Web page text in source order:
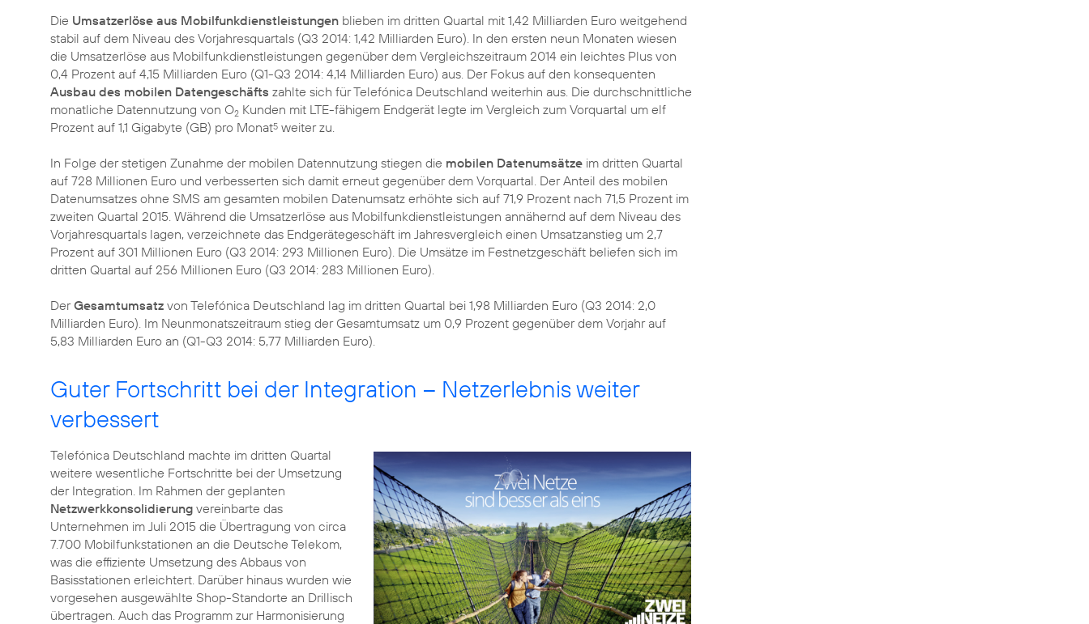
Die Umsatzerlöse aus Mobilfunkdienstleistungen blieben im dritten Quartal mit 1,42 Milliarden Euro weitgehend
stabil auf dem Niveau des Vorjahresquartals (Q3 2014: 1,42 Milliarden Euro). In den ersten neun Monaten wiesen
die Umsatzerlöse aus Mobilfunkdienstleistungen gegenüber dem Vergleichszeitraum 2014 ein leichtes Plus von
0,4 Prozent auf 4,15 Milliarden Euro (Q1-Q3 2014: 4,14 Milliarden Euro) aus. Der Fokus auf den konsequenten
Ausbau des mobilen Datengeschäfts zahlte sich für Telefónica Deutschland weiterhin aus. Die durchschnittliche
monatliche Datennutzung von O2 Kunden mit LTE-fähigem Endgerät legte im Vergleich zum Vorquartal um elf
Prozent auf 1,1 Gigabyte (GB) pro Monat5 weiter zu.
In Folge der stetigen Zunahme der mobilen Datennutzung stiegen die mobilen Datenumsätze im dritten Quartal
auf 728 Millionen Euro und verbesserten sich damit erneut gegenüber dem Vorquartal. Der Anteil des mobilen
Datenumsatzes ohne SMS am gesamten mobilen Datenumsatz erhöhte sich auf 71,9 Prozent nach 71,5 Prozent im
zweiten Quartal 2015. Während die Umsatzerlöse aus Mobilfunkdienstleistungen annähernd auf dem Niveau des
Vorjahresquartals lagen, verzeichnete das Endgerätegeschäft im Jahresvergleich einen Umsatzanstieg um 2,7
Prozent auf 301 Millionen Euro (Q3 2014: 293 Millionen Euro). Die Umsätze im Festnetzgeschäft beliefen sich im
dritten Quartal auf 256 Millionen Euro (Q3 2014: 283 Millionen Euro).
DerGesamtumsatz von Telefónica Deutschland lag im dritten Quartal bei 1,98 Milliarden Euro (Q3 2014: 2,0
Milliarden Euro). Im Neunmonatszeitraum stieg der Gesamtumsatz um 0,9 Prozent gegenüber dem Vorjahr auf
5,83 Milliarden Euro an (Q1-Q3 2014: 5,77 Milliarden Euro).
Guter Fortschritt bei der Integration – Netzerlebnis weiter
verbessert
Telefónica Deutschland machte im dritten Quartal
weitere wesentliche Fortschritte bei der Umsetzung
der Integration. Im Rahmen der geplanten
Netzwerkkonsolidierung vereinbarte das
Unternehmen im Juli 2015 die Übertragung von circa
7.700 Mobilfunkstationen an die Deutsche Telekom,
was die effiziente Umsetzung des Abbaus von
Basisstationen erleichtert. Darüber hinaus wurden wie
vorgesehen ausgewählte Shop-Standorte an Drillisch
übertragen. Auch das Programm zur Harmonisierung